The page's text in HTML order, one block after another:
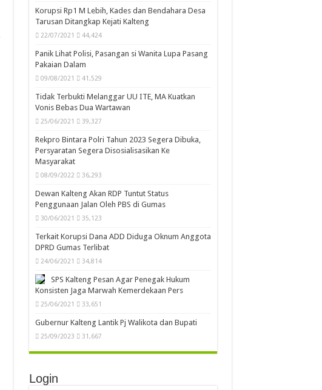
Korupsi Rp1 M Lebih, Kades dan Bendahara Desa
Tarusan Ditangkap Kejati Kalteng
22/07/2021 44,424
Panik Lihat Polisi, Pasangan si Wanita Lupa Pasang
Pakaian Dalam
09/08/2021 41,529
Tidak Terbukti Melanggar UU ITE, MA Kuatkan
Vonis Bebas Dua Wartawan
25/06/2021 39,327
Rekpro Bintara Polri Tahun 2023 Segera Dibuka,
Persyaratan Segera Disosialisasikan Ke
Masyarakat
08/09/2022 36,293
Dewan Kalteng Akan RDP Tuntut Status
Penggunaan Jalan Oleh PBS di Gumas
30/06/2021 35,123
Terkait Korupsi Dana ADD Diduga Oknum Anggota
DPRD Gumas Terlibat
24/06/2021 34,814
SPS Kalteng Pesan Agar Penegak Hukum
Konsisten Jaga Marwah Kemerdekaan Pers
25/06/2021 33,651
Gubernur Kalteng Lantik Pj Walikota dan Bupati
25/09/2023 31,667
Login